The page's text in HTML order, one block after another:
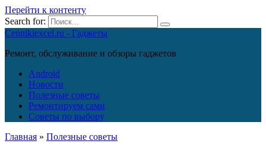
Перейти к контенту
Search for:
Cennikiexcel.ru - Гаджеты
Ремонт, обслуживание и обзоры гаджетов
Android
Новости
Полезные советы
Ремонтируем сами
Советы по выбору
Главная » Полезные советы